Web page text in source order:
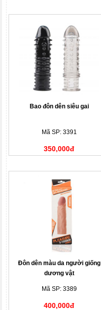
Bao đôn dên siêu gai
Mã SP: 3391
350,000đ
Đôn dên màu da người giống
dương vật
Mã SP: 3389
400,000đ